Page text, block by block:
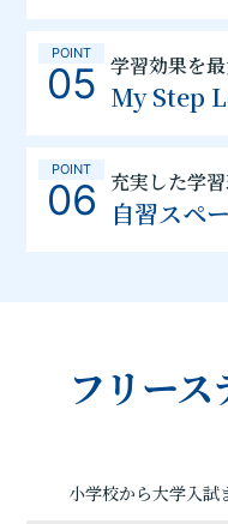
POINT
05 学習効果を
My Step
POINT
06 充実した学
自習スペ
フリー
小学校から大学入試